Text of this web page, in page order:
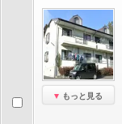
もっと見る